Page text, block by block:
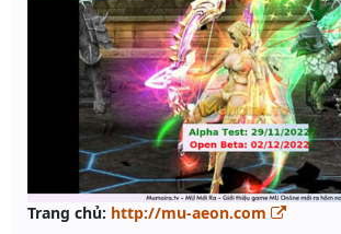
Trang chủ: http://mu-aeon.com